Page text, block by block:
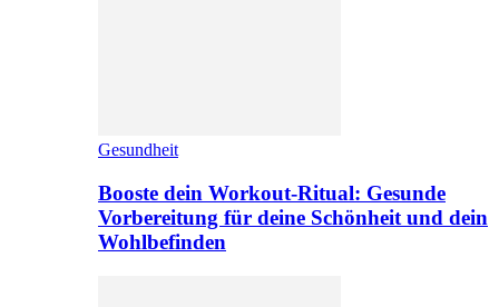
Gesundheit
Booste dein Workout-Ritual: Gesunde
Vorbereitung für deine Schönheit und dein
Wohlbefinden